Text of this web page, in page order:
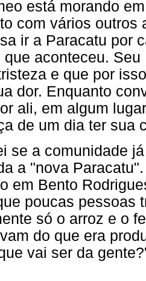
está morando
com vários outros
ir a Paracatu por
que aconteceu.
e que por
dor. Enquanto
ali, em algum
de um dia ter sua
se a comunidade
a "nova
em Bento
poucas pessoas
só o arroz e o
do que era
vai ser da